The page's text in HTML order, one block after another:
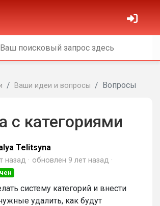
Ваши идеи и вопросы Вопросы
с категориями
Telitsyna
назад обновлен 9 лет назад
систему категорий и внести
удалить, как будут